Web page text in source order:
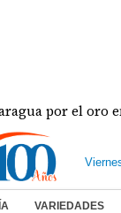
el oro en el
VARIEDADES